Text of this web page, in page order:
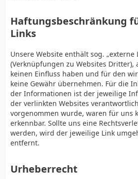
Haftungsbeschränkung
Links
Unsere Website enthält sog. „externe
(Verknüpfungen zu Websites
keinen Einfluss haben und für den
keine Gewähr übernehmen. Für die
der Informationen ist der jeweilige
der verlinkten Websites
vorgenommen wurde, waren für uns
erkennbar. Sollte uns eine
werden, wird der jeweilige Link
entfernt.
Urheberrecht